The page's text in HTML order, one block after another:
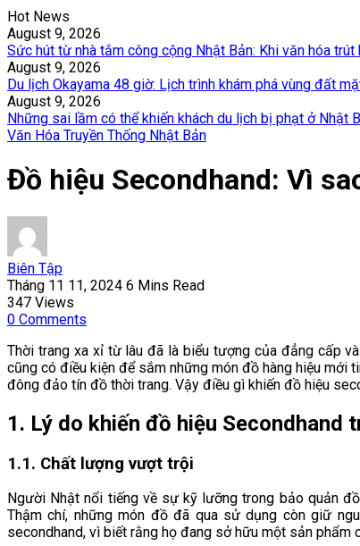
Hot News
August 9, 2026
Sức hút từ nhà tắm công cộng Nhật Bản: Khi văn hóa
August 9, 2026
Du lịch Okayama 48 giờ: Lịch trình khám phá vùng đất
August 9, 2026
Những sai lầm có thể khiến khách du lịch bị phạt ở Nhật
Văn Hóa Truyền Thống Nhật Bản
Đồ hiệu Secondhand: Vì
Biên Tập
Tháng 11 11, 2024 6 Mins Read
347 Views
0 Comments
Thời trang xa xỉ từ lâu đã là biểu tượng của đẳng cấp
cũng có điều kiện để sắm những món đồ hàng hiệu mới
đông đảo tín đồ thời trang. Vậy điều gì khiến đồ hiệu
1. Lý do khiến đồ hiệu Secondhand
1.1. Chất lượng vượt trội
Người Nhật nổi tiếng về sự kỹ lưỡng trong bảo quản
Thậm chí, những món đồ đã qua sử dụng còn giữ
secondhand, vì biết rằng họ đang sở hữu một sản phẩm